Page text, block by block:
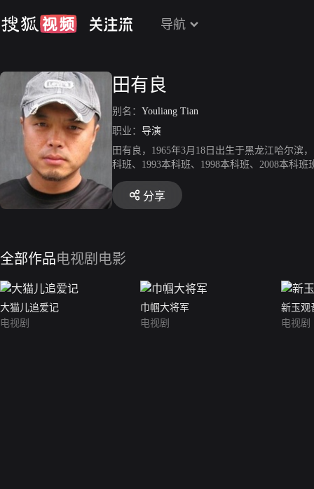
导航
田有良
别名： Youliang Tian
职业： 导演
田有良，1965年3月18日出生于黑龙江哈尔滨
科班、1993本科班、1998本科班、2008本科
分享
全部作品电视剧 电影
大猫儿追爱记
电视剧
巾帼大将军
电视剧
新玉观
电视剧